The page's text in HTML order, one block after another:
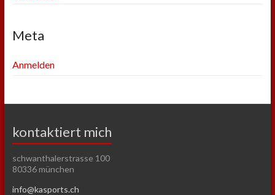
Meta
Anmelden
kontaktiert mich
schwanthalerstrasse 100
80336 münchen
info@kasports.ch